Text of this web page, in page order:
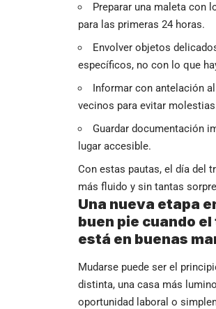
Preparar una maleta con
para las primeras 24 horas.
Envolver objetos
específicos, no con lo que
Informar con antelación
vecinos para evitar
Guardar documentación
lugar accesible.
Con estas pautas, el día del
más fluido y sin tantas
Una nueva etapa
buen pie cuando
está en buenas
Mudarse puede ser el
distinta, una casa más
oportunidad laboral o